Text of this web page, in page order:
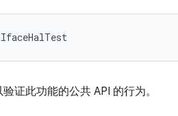
验证此功能的公共 API 的行为。